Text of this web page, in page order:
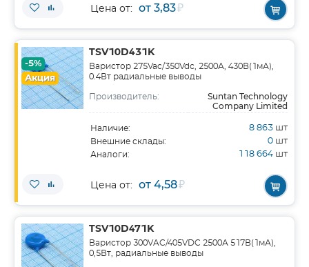
Цена от: от 3,83₽
-5%
Акция
TSV10D431K
Варистор 275Vac/350Vdc, 2500А, 430В(1мА),
0.4Вт радиальные выводы
Производитель:
Suntan Technology
Company Limited
Наличие: 8 863 шт
Внешние склады: 0 шт
Аналоги: 118 664 шт
Цена от: от 4,58₽
TSV10D471K
Варистор 300VAC/405VDC 2500А 517В(1мА),
0,5Вт, радиальные выводы